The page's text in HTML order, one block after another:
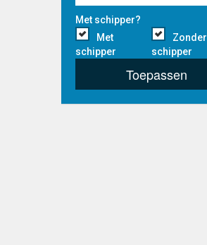
Met schipper?
Met
schipper
Zonder
schipper
Toepassen